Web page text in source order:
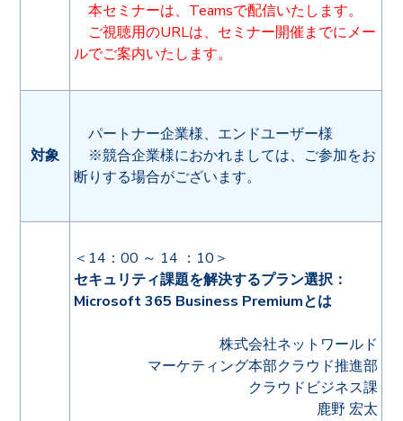
本セミナーは、Teamsで配信いたします。
ご視聴用のURLは、セミナー開催までにメー
ルでご案内いたします。
対象
パートナー企業様、エンドユーザー様
※競合企業様におかれましては、ご参加をお
断りする場合がございます。
＜14：00 ～ 14 ：10＞
セキュリティ課題を解決するプラン選択：
Microsoft 365 Business Premiumとは
株式会社ネットワールド
マーケティング本部クラウド推進部
クラウドビジネス課
鹿野 宏太